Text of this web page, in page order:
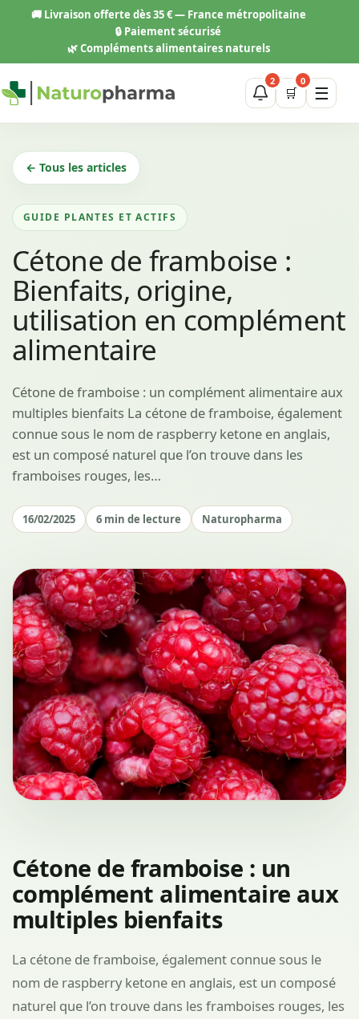
🚚 Livraison offerte dès 35 € — France métropolitaine
🔒 Paiement sécurisé
🌿 Compléments alimentaires naturels
2
🛒
0
☰
← Tous les articles
GUIDE PLANTES ET ACTIFS
Cétone de framboise :
Bienfaits, origine,
utilisation en complément
alimentaire
Cétone de framboise : un complément alimentaire aux
multiples bienfaits La cétone de framboise, également
connue sous le nom de raspberry ketone en anglais,
est un composé naturel que l’on trouve dans les
framboises rouges, les…
16/02/2025 6 min de lecture Naturopharma
Cétone de framboise : un
complément alimentaire aux
multiples bienfaits
La cétone de framboise, également connue sous le
nom de raspberry ketone en anglais, est un composé
naturel que l’on trouve dans les framboises rouges, les